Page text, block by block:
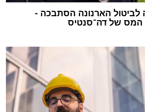
לביטול הארנונה הסתבכה -
המס של דה־סנטיס